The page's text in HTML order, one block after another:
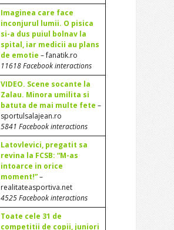
Imaginea care face
inconjurul lumii. O pisica
si-a dus puiul bolnav la
spital, iar medicii au plans
de emotie – fanatik.ro
11618 Facebook interactions
VIDEO. Scene socante la
Zalau. Minora umilita si
batuta de mai multe fete –
sportulsalajean.ro
5841 Facebook interactions
Latovlevici, pregatit sa
revina la FCSB: “M-as
intoarce in orice
moment!”–
realitateasportiva.net
4525 Facebook interactions
Toate cele 31 de
competitii de copii, juniori